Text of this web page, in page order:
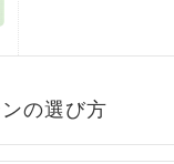
の選び方